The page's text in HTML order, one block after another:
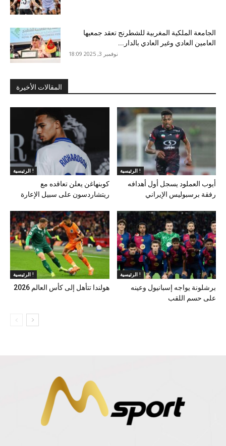
الجامعة الملكية المغربية للشطرنج تعقد جمعيها
العامين العادي وغير العادي بالدار...
نوفمبر 3, 2025 18:09
المقالات الأخيرة
الرئيسية !
كوبنهاغن يعلن تعاقده مع
ريتشاردسون على سبيل الإعارة
الرئيسية !
أيوب العملود يسجل أول أهدافه
رفقة برسبوليس الإيراني
الرئيسية !
هولندا تتأهل إلى كأس العالم 2026
الرئيسية !
برشلونة يواجه إسبانيول وعينه
على حسم اللقب